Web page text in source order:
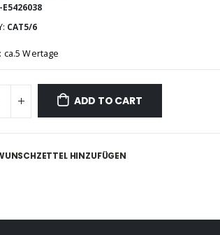
E5426038
CAT5/6
Wertage
ADD TO CART
HINZUFÜGEN